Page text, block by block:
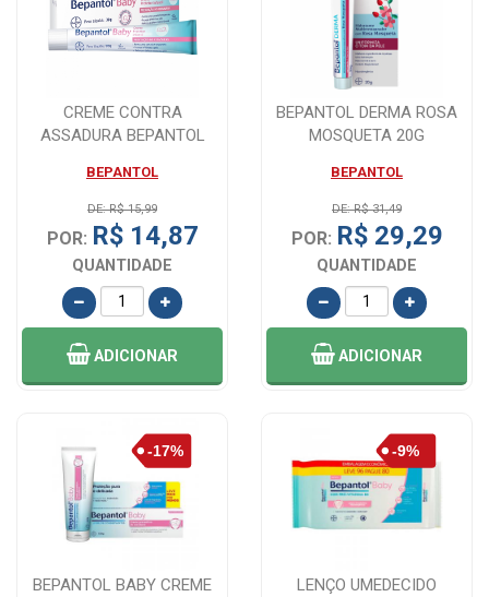
CREME CONTRA
ASSADURA BEPANTOL
BEPANTOL
DE: R$ 15,99
POR: R$ 14,87
QUANTIDADE
ADICIONAR
BEPANTOL DERMA ROSA
MOSQUETA 20G
BEPANTOL
DE: R$ 31,49
POR: R$ 29,29
QUANTIDADE
ADICIONAR
BEPANTOL BABY CREME
LENÇO UMEDECIDO